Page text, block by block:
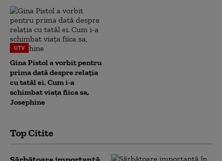
UTV
Gina Pistol a vorbit pentru
prima dată despre relația
cu tatăl ei. Cum i-a
schimbat viața fiica sa,
Josephine
Top Citite